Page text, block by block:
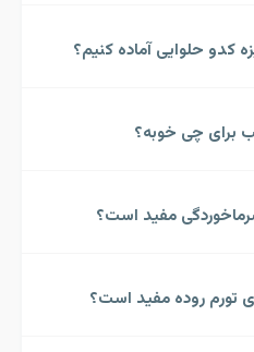
کدو حلوایی آماده کنیم؟
برای چی خوبه؟
مفید است؟
تورم روده مفید است؟